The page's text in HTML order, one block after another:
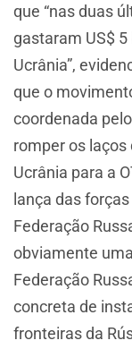
que “nas duas
gastaram US$ 5
Ucrânia”,
que o
coordenada
romper os laços
Ucrânia para a
lança das
Federação
obviamente
Federação
concreta de
fronteiras da